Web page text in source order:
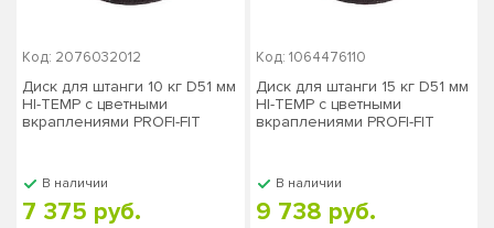
Код: 2076032012
Диск для штанги 10 кг D51 мм
HI-TEMP с цветными
вкраплениями PROFI-FIT
В наличии
7 375 руб.
Код: 1064476110
Диск для штанги 15 кг D51 мм
HI-TEMP с цветными
вкраплениями PROFI-FIT
В наличии
9 738 руб.